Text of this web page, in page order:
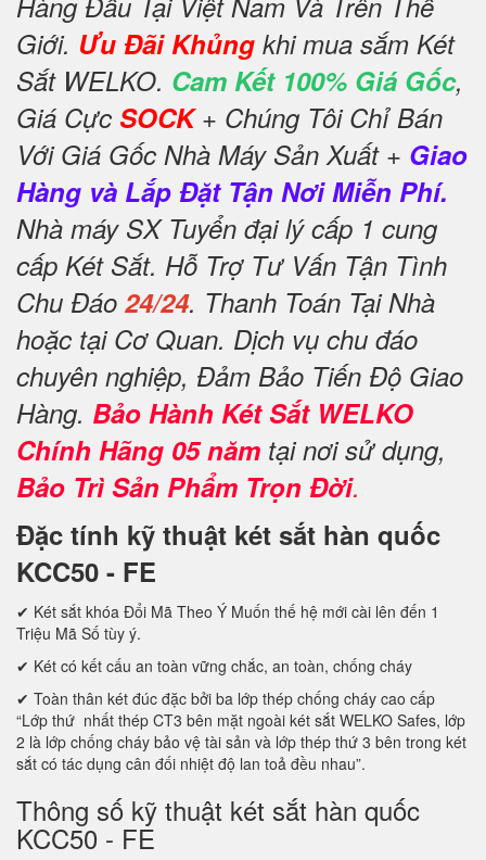
Giới. Ưu Đãi Khủng khi mua sắm Két
Sắt WELKO. Cam Kết 100% Giá Gốc,
Giá Cực SOCK+ Chúng Tôi Chỉ Bán
Với Giá Gốc Nhà Máy Sản Xuất + Giao
Hàng và Lắp Đặt Tận Nơi Miễn Phí.
Nhà máy SX Tuyển đại lý cấp 1 cung
cấp Két Sắt. Hỗ Trợ Tư Vấn Tận Tình
Chu Đáo 24/24. Thanh Toán Tại Nhà
hoặc tại Cơ Quan. Dịch vụ chu đáo
chuyên nghiệp, Đảm Bảo Tiến Độ Giao
Hàng. Bảo Hành Két Sắt WELKO
Chính Hãng 05 năm tại nơi sử dụng,
Bảo Trì Sản Phẩm Trọn Đời.
Đặc tính kỹ thuật két sắt hàn quốc
KCC50 - FE
✔ Két sắt khóa Đổi Mã Theo Ý Muốn thế hệ mới cài lên đến 1
Triệu Mã Số tùy ý.
✔ Két có kết cấu an toàn vững chắc, an toàn, chống cháy
✔ Toàn thân két đúc đặc bởi ba lớp thép chống cháy cao cấp
“Lớp thứ nhất thép CT3 bên mặt ngoài két sắt WELKO Safes, lớp
2 là lớp chống cháy bảo vệ tài sản và lớp thép thứ 3 bên trong két
sắt có tác dụng cân đối nhiệt độ lan toả đều nhau”.
Thông số kỹ thuật két sắt hàn quốc
KCC50 - FE